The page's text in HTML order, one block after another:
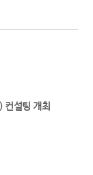
컨설팅 개최